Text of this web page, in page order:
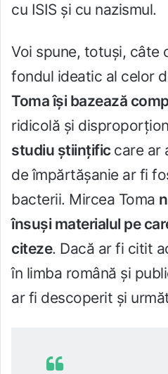
cu ISIS şi cu nazismul.
Voi spune, totuşi, câte
fondul ideatic al celor
Toma îşi bazează
ridicolă şi
studiu ştiinţific care ar
de împărtăşanie ar fi
bacterii. Mircea Toma
însuşi materialul pe
citeze. Dacă ar fi citit
în limba română şi
ar fi descoperit şi